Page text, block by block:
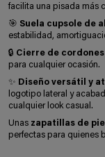
facilita una pisada más
🎯 Suela cupsole de
estabilidad,
🔒 Cierre de cordones
para cualquier ocasión.
✨ Diseño versátil y
logotipo lateral y
cualquier look casual.
Unas zapatillas de piel
perfectas para quienes